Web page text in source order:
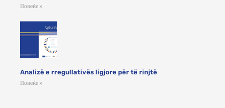
Повеќе »
Analizë e rregullativës ligjore për të rinjtë
Повеќе »